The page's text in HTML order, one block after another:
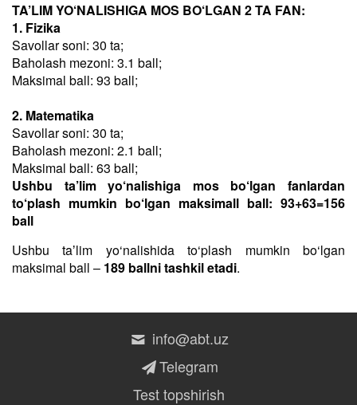
TA’LIM YO‘NALISHIGA MOS BO‘LGAN 2 TA FAN:
1. Fizika
Savollar soni: 30 ta;
Baholash mezoni: 3.1 ball;
Maksimal ball: 93 ball;
2. Matematika
Savollar soni: 30 ta;
Baholash mezoni: 2.1 ball;
Maksimal ball: 63 ball;
Ushbu ta’lim yo‘nalishiga mos bo‘lgan fanlardan
to‘plash mumkin bo‘lgan maksimall ball: 93+63=156
ball
Ushbu taʼlim yo‘nalishida to‘plash mumkin bo‘lgan
maksimal ball – 189 ballni tashkil etadi.
info@abt.uz
Telegram
Test topshirish